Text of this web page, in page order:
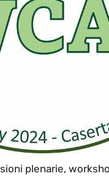
plenarie,